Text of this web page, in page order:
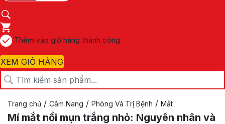
Thêm vào giỏ hàng thành công
XEM GIỎ HÀNG
Trang chủ / Cẩm Nang / Phòng Và Trị Bệnh / Mắt
Mí mắt nổi mụn trắng nhỏ: Nguyên nhân và